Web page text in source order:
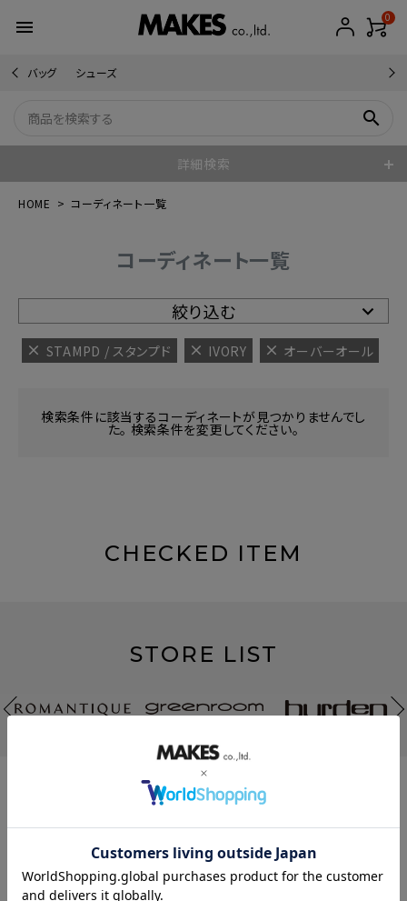
menu 0
バッグ シューズ
search
詳細検索
HOME コーディネート一覧
コーディネート一覧
絞り込む
STAMPD / スタンプド IVORY オーバーオール
検索条件に該当するコーディネートが見つかりませんでし
た。 検索条件を変更してください。
CHECKED ITEM
STORE LIST
富山の中心エリアで現在7店舗の